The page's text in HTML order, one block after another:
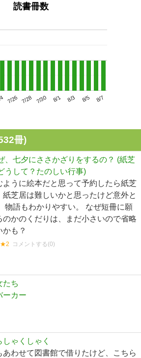
読書冊数
7/26 7/28 7/30 8/1 8/3 8/5 8/7
冊)
、七夕にささかざりをするの？ (紙芝
うして？たのしい行事)
ように絵本だと思って予約したら紙芝
紙芝居は難しいかと思ったけど意外と
物語もわかりやすい。 なぜ短冊に願
のかのくだりは、まだ小さいので省略
かも？
★2 コメントする(0)
たち
ーカー
しゃくしゃく
あわせて図書館で借りたけど、こちら